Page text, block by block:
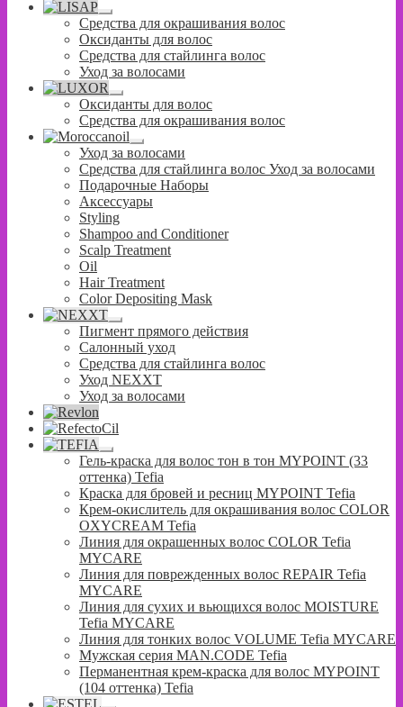
Развернутое
вложенное
меню
Средства для окрашивания волос
Оксиданты для волос
Средства для стайлинга волос
Уход за волосами
Развернутое
вложенное
меню
Оксиданты для волос
Средства для окрашивания волос
Развернутое
вложенное
меню
Уход за волосами
Средства для стайлинга волос Уход за волосами
Подарочные Наборы
Аксессуары
Styling
Shampoo and Conditioner
Scalp Treatment
Oil
Hair Treatment
Color Depositing Mask
Развернутое
вложенное
меню
Пигмент прямого действия
Салонный уход
Средства для стайлинга волос
Уход NEXXT
Уход за волосами
Развернутое
вложенное
меню
Гель-краска для волос тон в тон MYPOINT (33
оттенка) Tefia
Краска для бровей и ресниц MYPOINT Tefia
Крем-окислитель для окрашивания волос COLOR
OXYCREAM Tefia
Линия для окрашенных волос COLOR Tefia
MYCARE
Линия для поврежденных волос REPAIR Tefia
MYCARE
Линия для сухих и вьющихся волос MOISTURE
Tefia MYCARE
Линия для тонких волос VOLUME Tefia MYCARE
Мужская серия MAN.CODE Tefia
Перманентная крем-краска для волос MYPOINT
(104 оттенка) Tefia